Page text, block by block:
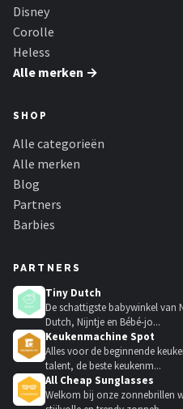
Disney
Corolle
Heless
Alle merken →
SHOP
Alle categorieën
Alle merken
Blog
Partners
Barbies
PARTNERS
Tiny Dutch
De schattigste babywinkel van
Dutch, Nijntje en Bébé-jo...
Keukenmachine Spot
Alles voor de beginnende
talent, de beste keukenm...
All Cheap Sunglasses
Welkom bij onze zonnebrillen